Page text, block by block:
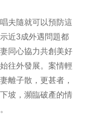
夫隨就可以預防這
近3成外遇問題都
同心協力共創美好
往外發展。案情輕
離子散，更甚者，
坡，瀕臨破產的情